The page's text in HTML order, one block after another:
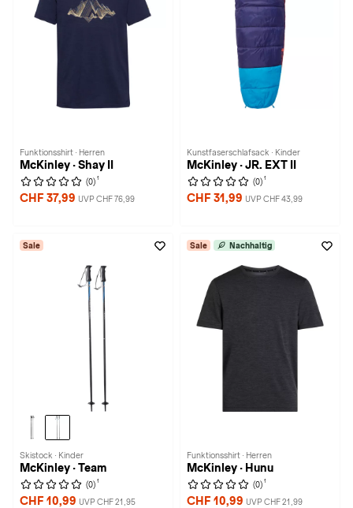
Funktionsshirt · Herren
McKinley · Shay II
(0) 1
CHF 37,99 UVP CHF 76,99
Kunstfaserschlafsack · Kinder
McKinley · JR. EXT II
(0) 1
CHF 31,99 UVP CHF 43,99
Sale
Skistock · Kinder
McKinley · Team
(0) 1
CHF 10,99 UVP CHF 21,95
Sale Nachhaltig
Funktionsshirt · Herren
McKinley · Hunu
(0) 1
CHF 10,99 UVP CHF 21,99